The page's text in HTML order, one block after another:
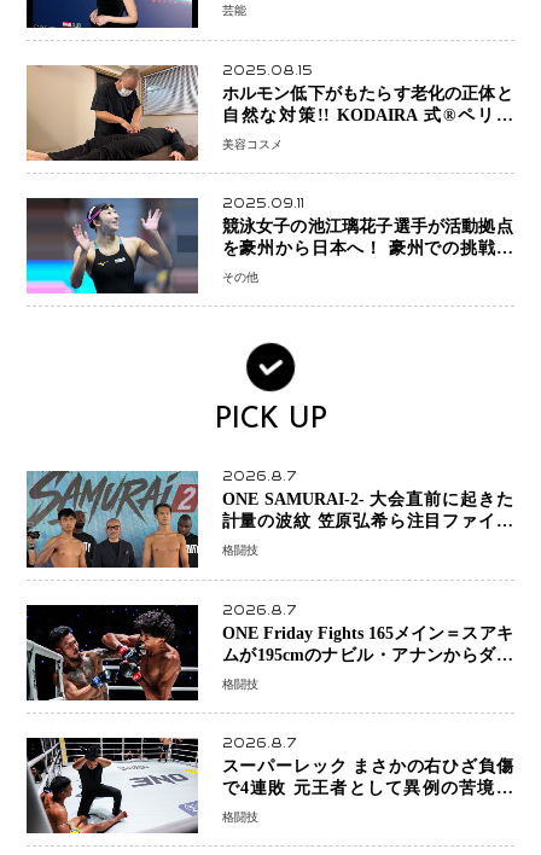
芸能
2025.08.15
ホルモン低下がもたらす老化の正体と
自然な対策!! KODAIRA 式®ペリネ
（骨盤底筋）ケア
美容コスメ
2025.09.11
競泳女子の池江璃花子選手が活動拠点
を豪州から日本へ！ 豪州での挑戦を
糧に、28年ロサンゼルス五輪へ再始動
その他
PICK UP
2026.8.7
ONE SAMURAI-2- 大会直前に起きた
計量の波紋 笠原弘希ら注目ファイタ
ーは契約体重で決戦へ、山本歩夢と平
格闘技
2026.8.7
ONE Friday Fights 165メイン＝スアキ
ムが195cmのナビル・アナンからダウ
ン奪取！猛反撃を耐え抜き判定勝利、
格闘技
2026.8.7
スーパーレック まさかの右ひざ負傷
で4連敗 元王者として異例の苦境…
「アクシデント」でも消えない危険信
格闘技